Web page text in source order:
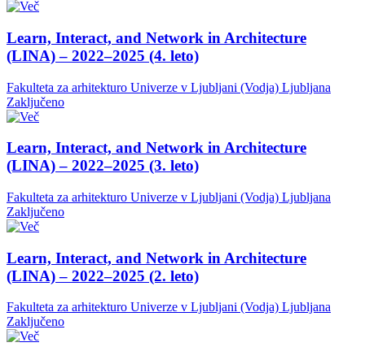
Learn, Interact, and Network in Architecture
(LINA) – 2022–2025 (4. leto)
Fakulteta za arhitekturo Univerze v Ljubljani (Vodja) Ljubljana
Zaključeno
Learn, Interact, and Network in Architecture
(LINA) – 2022–2025 (3. leto)
Fakulteta za arhitekturo Univerze v Ljubljani (Vodja) Ljubljana
Zaključeno
Learn, Interact, and Network in Architecture
(LINA) – 2022–2025 (2. leto)
Fakulteta za arhitekturo Univerze v Ljubljani (Vodja) Ljubljana
Zaključeno